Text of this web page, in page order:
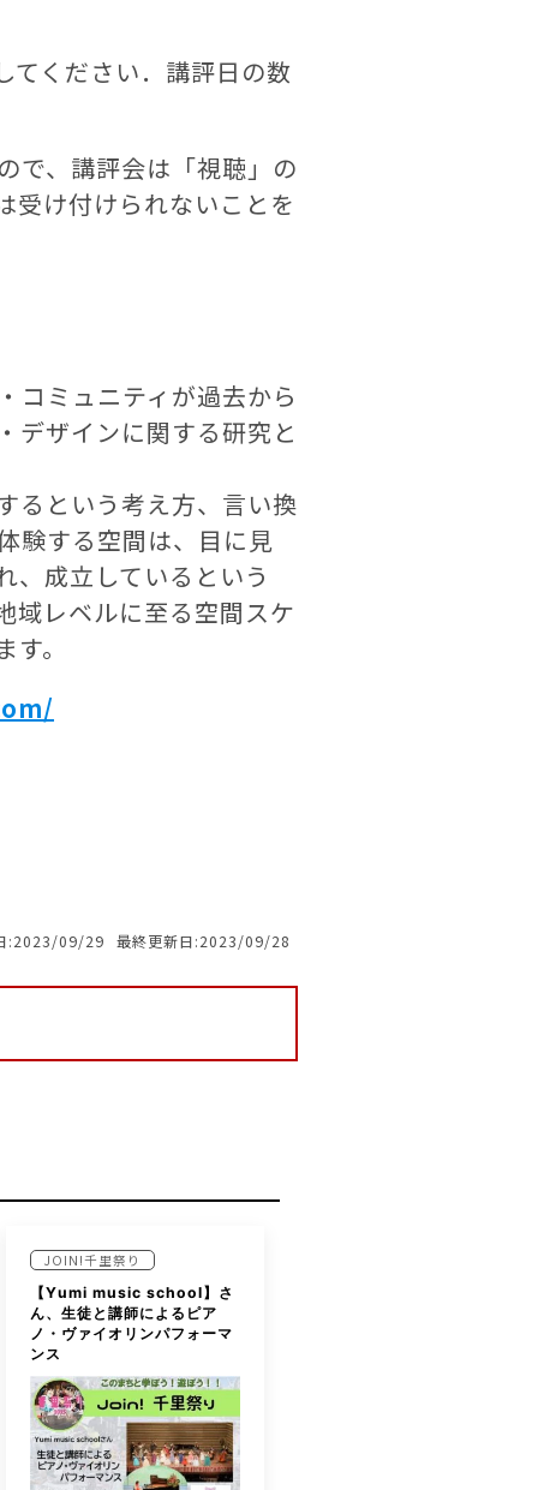
ください．講評日の数
で、講評会は「視聴」の
受け付けられないことを
コミュニティが過去から
デザインに関する研究と
るという考え方、言い換
験する空間は、目に見
、成立しているという
域レベルに至る空間スケ
。
:2023/09/29 最終更新日:2023/09/28
JOIN!千里祭り
【Yumi music school】さ
ん、生徒と講師によるピア
ノ・ヴァイオリンパフォーマ
ンス